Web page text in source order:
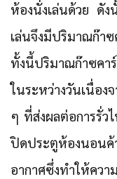
ห้องนั่งเล่นด้วย ดั
เล่นจึงมีปริมาณก๊า
ทั้งนี้ปริมาณก๊าซค
ในระหว่างวันเนื่อง
ๆ ที่ส่งผลต่อการรั่ว
ปิดประตูห้องนอนค้
อากาศซึ่งทำให้คว